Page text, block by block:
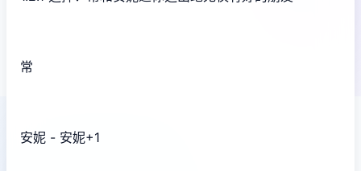
常
安妮 - 安妮+1